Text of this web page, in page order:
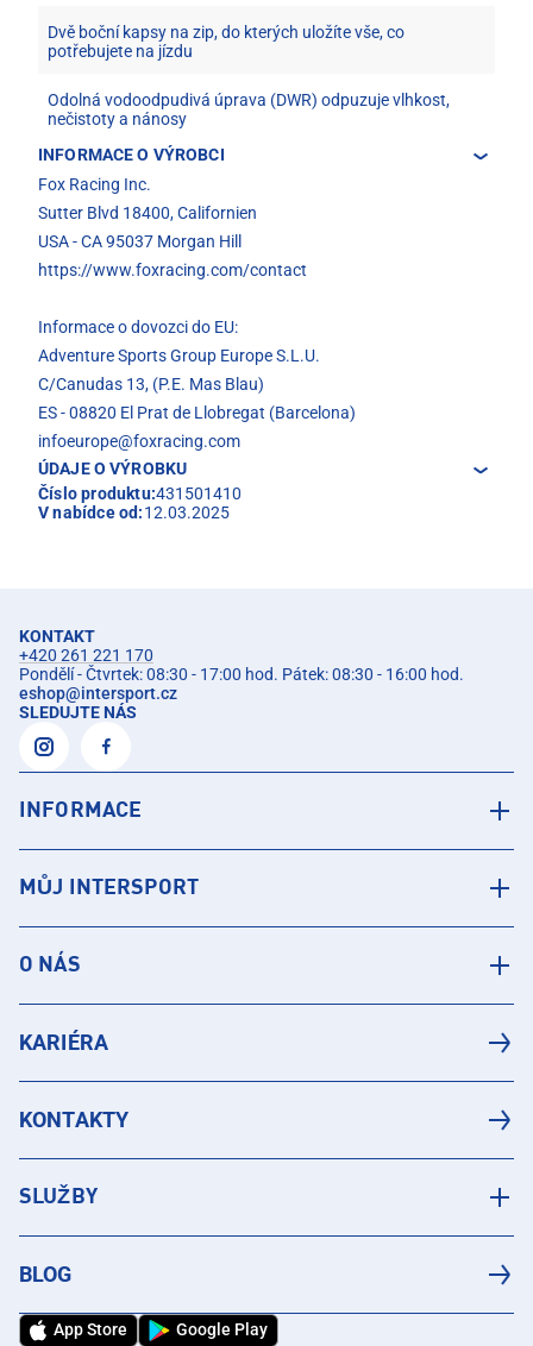
Dvě boční kapsy na zip, do kterých uložíte vše, co
potřebujete na jízdu
Odolná vodoodpudivá úprava (DWR) odpuzuje vlhkost,
nečistoty a nánosy
INFORMACE O VÝROBCI
Fox Racing Inc.
Sutter Blvd 18400, Californien
USA - CA 95037 Morgan Hill
https://www.foxracing.com/contact
Informace o dovozci do EU:
Adventure Sports Group Europe S.L.U.
C/Canudas 13, (P.E. Mas Blau)
ES - 08820 El Prat de Llobregat (Barcelona)
infoeurope@foxracing.com
ÚDAJE O VÝROBKU
Číslo produktu:431501410
V nabídce od:12.03.2025
KONTAKT
+420 261 221 170
Pondělí - Čtvrtek: 08:30 - 17:00 hod. Pátek: 08:30 - 16:00 hod.
eshop@intersport.cz
SLEDUJTE NÁS
INFORMACE
MŮJ INTERSPORT
O NÁS
KARIÉRA
KONTAKTY
SLUŽBY
BLOG
App Store Google Play